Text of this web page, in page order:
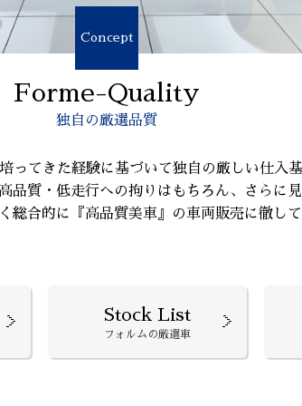
Concept
Forme-Quality
独自の厳選品質
ってきた経験に基づいて独自の厳しい仕入
品質・低走行への拘りはもちろん、さらに
総合的に『高品質美車』の車両販売に徹して
Stock List
フォルムの厳選車